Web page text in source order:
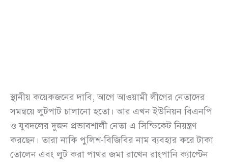
স্থানীয় কয়েকজনের দাবি, আগে আওয়ামী লীগের নেতাদের
সমন্বয়ে লুটপাট চালানো হতো। আর এখন ইউনিয়ন বিএনপি
ও যুবদলের দুজন প্রভাবশালী নেতা এ সিন্ডিকেট নিয়ন্ত্রণ
করছেন। তারা নাকি পুলিশ-বিজিবির নাম ব্যবহার করে টাকা
তোলেন এবং লুট করা পাথর জমা রাখেন রাংপানি ক্যাপ্টেন